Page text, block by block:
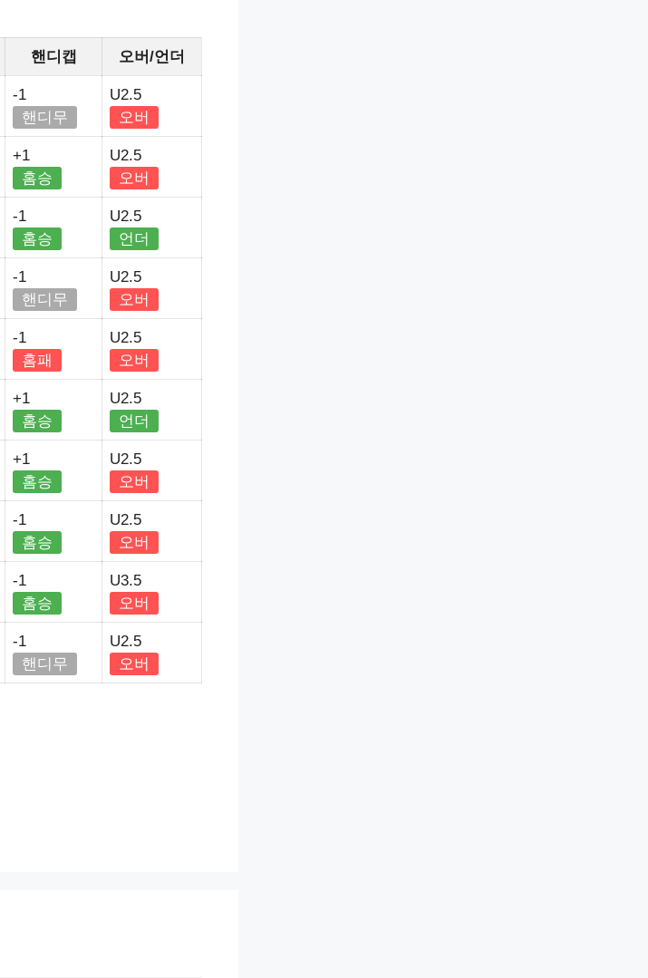
핸디캡 오버/언더
-1
핸디무
U2.5
오버
+1
홈승
U2.5
오버
-1
홈승
U2.5
언더
-1
핸디무
U2.5
오버
-1
홈패
U2.5
오버
+1
홈승
U2.5
언더
+1
홈승
U2.5
오버
-1
홈승
U2.5
오버
-1
홈승
U3.5
오버
-1
핸디무
U2.5
오버